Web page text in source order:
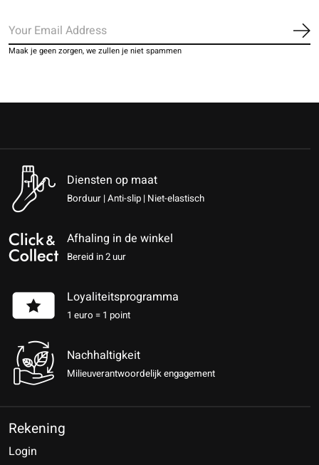
Maak je geen zorgen, we zullen je niet spammen
Diensten op maat
Borduur | Anti-slip | Niet-elastisch
Afhaling in de winkel
Bereid in 2 uur
Loyaliteitsprogramma
1 euro = 1 point
Nachhaltigkeit
Milieuverantwoordelijk engagement
Rekening
Login